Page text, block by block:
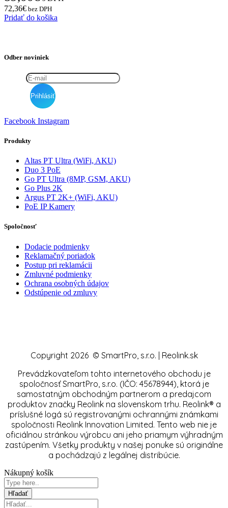
72,36€ bez DPH
Pridať do košika
Odber noviniek
Facebook Instagram
Produkty
Altas PT Ultra (WiFi, AKU)
Duo 3 PoE
Go PT Ultra (8MP, GSM, AKU)
Go Plus 2K
Argus PT 2K+ (WiFi, AKU)
PoE IP Kamery
Spoločnosť
Dodacie podmienky
Reklamačný poriadok
Postup pri reklamácii
Zmluvné podmienky
Ochrana osobných údajov
Odstúpenie od zmluvy
Copyright 2026 © SmartPro, s.r.o. | Reolink.sk
Prevádzkovateľom tohto internetového obchodu je
spoločnosť SmartPro, s.r.o. (IČO: 45678944), ktorá je
samostatným obchodným partnerom a predajcom
produktov značky Reolink na slovenskom trhu. Reolink® a
príslušné logá sú registrovanými ochrannými známkami
spoločnosti Reolink Innovation Limited. Tento web nie je
oficiálnou stránkou výrobcu ani jeho priamym výhradným
zastúpením. Všetky produkty v našej ponuke sú originálne
a pochádzajú z legálnej distribúcie.
Nákupný košík